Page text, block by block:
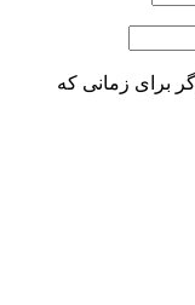
برای زمانی که